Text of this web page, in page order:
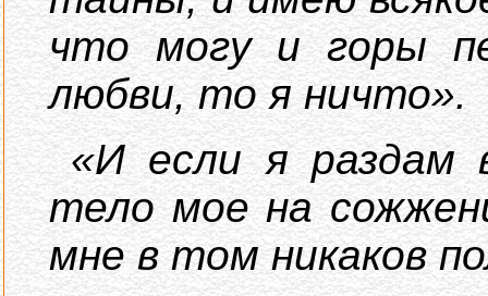
что могу и горы
любви, то я ничто».
«И если я раздам
тело мое на
мне в том никаков